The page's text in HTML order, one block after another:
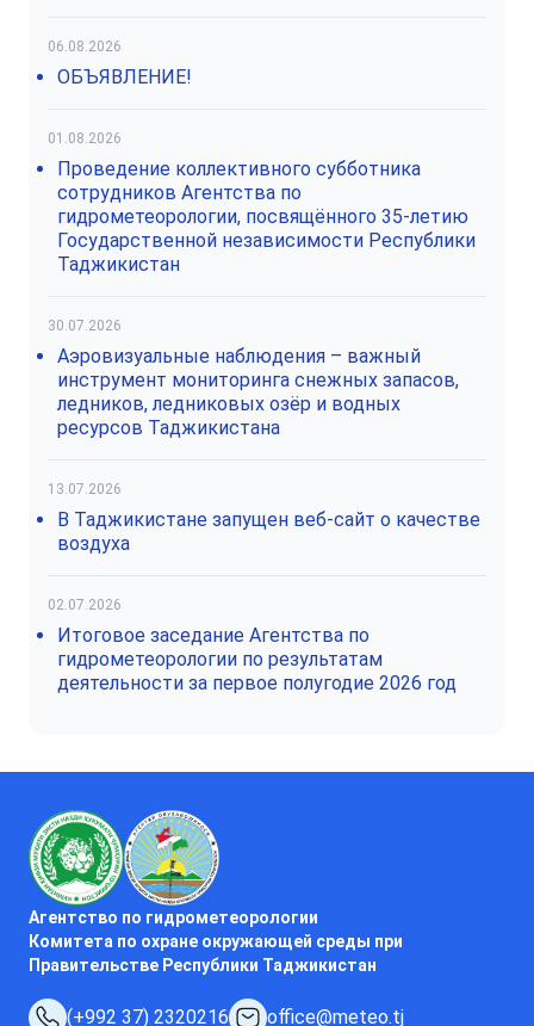
06.08.2026
ОБЪЯВЛЕНИЕ!
01.08.2026
Проведение коллективного субботника
сотрудников Агентства по
гидрометеорологии, посвящённого 35-летию
Государственной независимости Республики
Таджикистан
30.07.2026
Аэровизуальные наблюдения – важный
инструмент мониторинга снежных запасов,
ледников, ледниковых озёр и водных
ресурсов Таджикистана
13.07.2026
В Таджикистане запущен веб-сайт о качестве
воздуха
02.07.2026
Итоговое заседание Агентства по
гидрометеорологии по результатам
деятельности за первое полугодие 2026 год
Агентство по гидрометеорологии
Комитета по охране окружающей среды при
Правительстве Республики Таджикистан
(+992 37) 2320216 office@meteo.tj